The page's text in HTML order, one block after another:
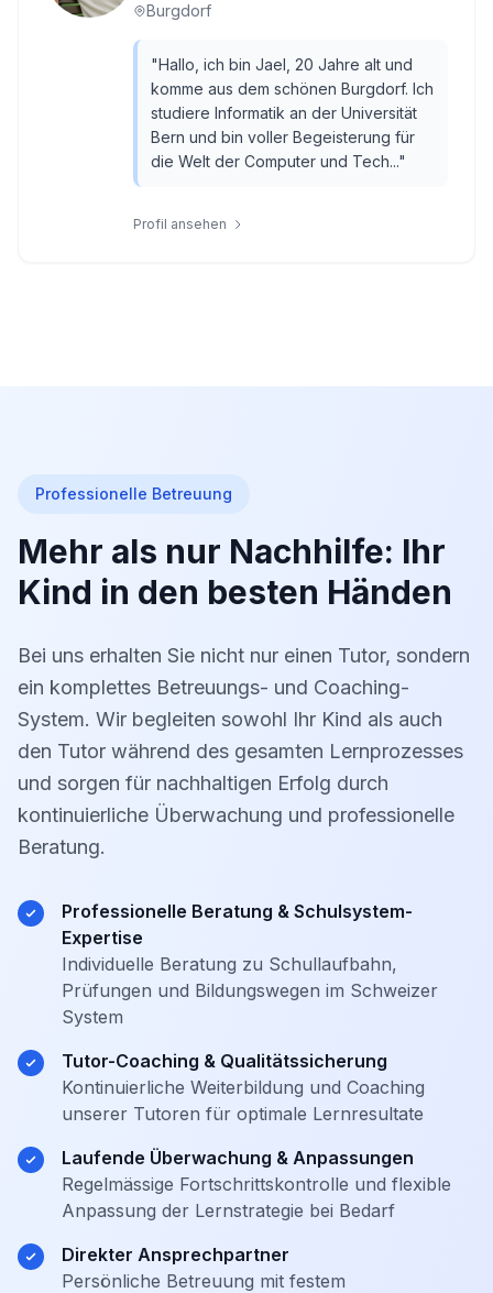
Burgdorf
"Hallo, ich bin Jael, 20 Jahre alt und
komme aus dem schönen Burgdorf. Ich
studiere Informatik an der Universität
Bern und bin voller Begeisterung für
die Welt der Computer und Tech..."
Profil ansehen
Professionelle Betreuung
Mehr als nur Nachhilfe: Ihr
Kind in den besten Händen
Bei uns erhalten Sie nicht nur einen Tutor, sondern
ein komplettes Betreuungs- und Coaching-
System. Wir begleiten sowohl Ihr Kind als auch
den Tutor während des gesamten Lernprozesses
und sorgen für nachhaltigen Erfolg durch
kontinuierliche Überwachung und professionelle
Beratung.
Professionelle Beratung & Schulsystem-
Expertise
Individuelle Beratung zu Schullaufbahn,
Prüfungen und Bildungswegen im Schweizer
System
Tutor-Coaching & Qualitätssicherung
Kontinuierliche Weiterbildung und Coaching
unserer Tutoren für optimale Lernresultate
Laufende Überwachung & Anpassungen
Regelmässige Fortschrittskontrolle und flexible
Anpassung der Lernstrategie bei Bedarf
Direkter Ansprechpartner
Persönliche Betreuung mit festem